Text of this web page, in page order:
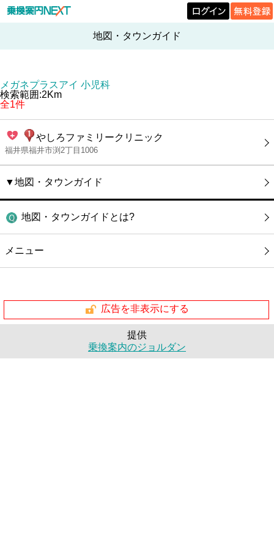
地図・タウンガイド
メガネプラスアイ 小児科
検索範囲:2Km
全1件
やしろファミリークリニック
福井県福井市渕2丁目1006
▼地図・タウンガイド
地図・タウンガイドとは?
メニュー
広告を非表示にする
提供
乗換案内のジョルダン